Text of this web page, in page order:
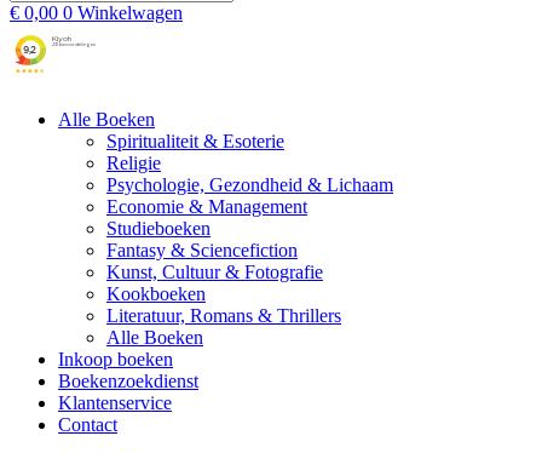
€ 0,00 0 Winkelwagen
Alle Boeken
Spiritualiteit & Esoterie
Religie
Psychologie, Gezondheid & Lichaam
Economie & Management
Studieboeken
Fantasy & Sciencefiction
Kunst, Cultuur & Fotografie
Kookboeken
Literatuur, Romans & Thrillers
Alle Boeken
Inkoop boeken
Boekenzoekdienst
Klantenservice
Contact